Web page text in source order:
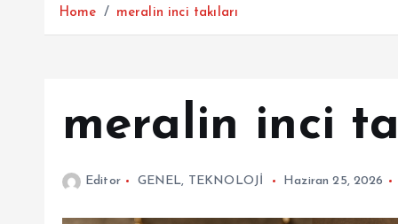
Home meralin inci takıları
meralin inci
Editor GENEL, TEKNOLOJİ Haziran 25, 2026